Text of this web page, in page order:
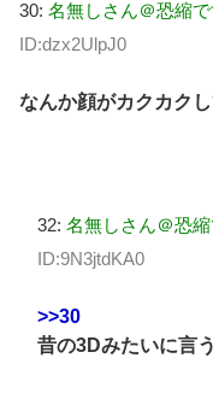
30: 名無しさん＠恐縮で
ID:dzx2UlpJ0
なんか顔がカクカク
32: 名無しさん＠恐
ID:9N3jtdKA0
>>30
昔の3Dみたいに言